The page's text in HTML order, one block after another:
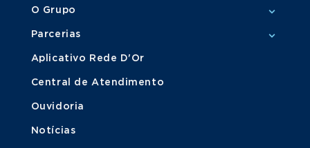
O Grupo
Parcerias
Aplicativo Rede D'Or
Central de Atendimento
Ouvidoria
Notícias